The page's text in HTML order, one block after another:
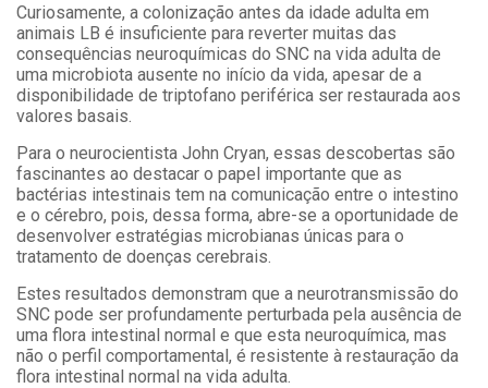
Curiosamente, a colonização antes da idade adulta em
animais LB é insuficiente para reverter muitas das
consequências neuroquímicas do SNC na vida adulta de
uma microbiota ausente no início da vida, apesar de a
disponibilidade de triptofano periférica ser restaurada aos
valores basais.
Para o neurocientista John Cryan, essas descobertas são
fascinantes ao destacar o papel importante que as
bactérias intestinais tem na comunicação entre o intestino
e o cérebro, pois, dessa forma, abre-se a oportunidade de
desenvolver estratégias microbianas únicas para o
tratamento de doenças cerebrais.
Estes resultados demonstram que a neurotransmissão do
SNC pode ser profundamente perturbada pela ausência de
uma flora intestinal normal e que esta neuroquímica, mas
não o perfil comportamental, é resistente à restauração da
flora intestinal normal na vida adulta.